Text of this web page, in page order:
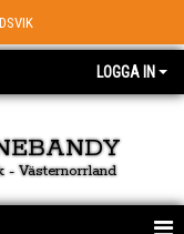
LOGGA IN
- Västernorrland